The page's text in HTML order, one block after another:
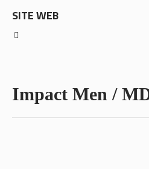
SITE WEB
Impact Men /